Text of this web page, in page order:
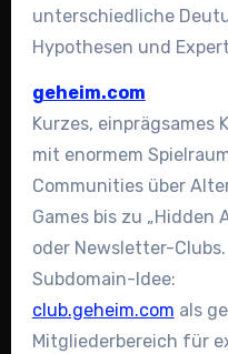
unterschiedliche
Hypothesen und
geheim.com
Kurzes, einprägsames
mit enormem
Communities über
Games bis zu „Hidden
oder Newsletter-Clubs.
Subdomain-Idee:
club.geheim.com als
Mitgliederbereich für